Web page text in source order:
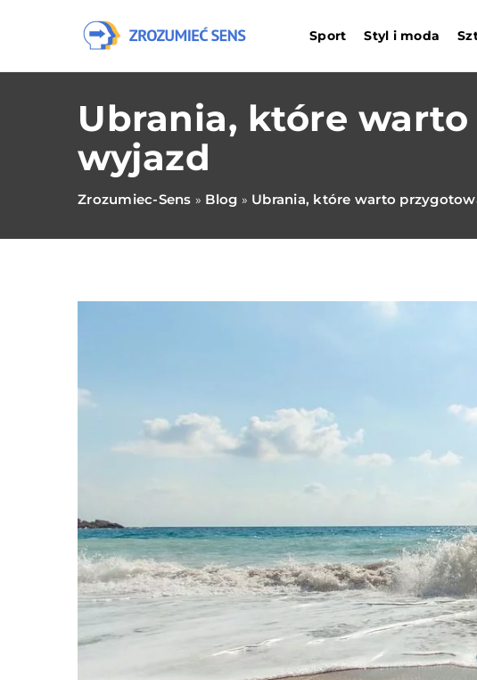
Sport Styl i moda
Ubrania, które
wyjazd
Zrozumiec-Sens » Blog » Ubrania, które warto